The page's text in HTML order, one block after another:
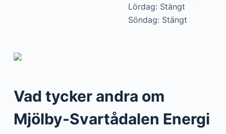
Lördag: Stängt
Söndag: Stängt
Vad tycker andra om
Mjölby-Svartådalen Energi